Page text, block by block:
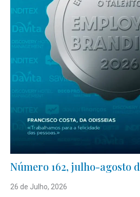
Número 162, julho-agosto
26 de Julho, 2026